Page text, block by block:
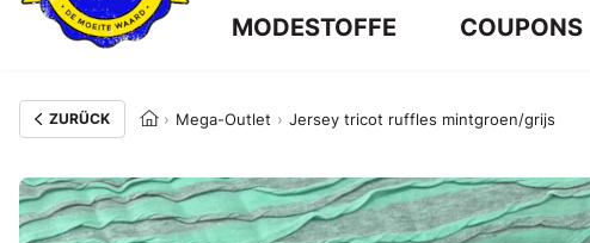
MODESTOFFE COUPONS
ZURÜCK Mega-Outlet Jersey tricot ruffles mintgroen/grijs